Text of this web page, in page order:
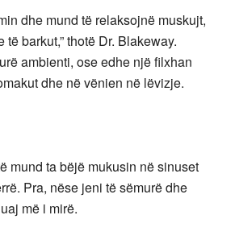
dhe mund të relaksojnë muskujt,
barkut,” thotë Dr. Blakeway.
ambienti, ose edhe një filxhan
dhe në vënien në lëvizje.
mund ta bëjë mukusin në sinuset
Pra, nëse jeni të sëmurë dhe
më i mirë.